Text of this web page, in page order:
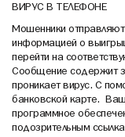
ВИРУС В ТЕЛЕФОНЕ
Мошенники
информацией о
перейти на
Сообщение содержит
проникает вирус. С
банковской карте.
программное
подозрительным